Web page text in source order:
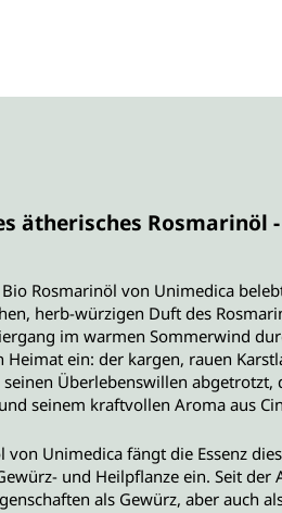
ätherisches Rosmarinöl
Rosmarinöl von Unimedica
herb-würzigen Duft des
im warmen Sommerwind
Heimat ein: der kargen, rauen
Überlebenswillen
seinem kraftvollen Aroma aus
von Unimedica fängt die Essenz
und Heilpflanze ein. Seit der
als Gewürz, aber auch